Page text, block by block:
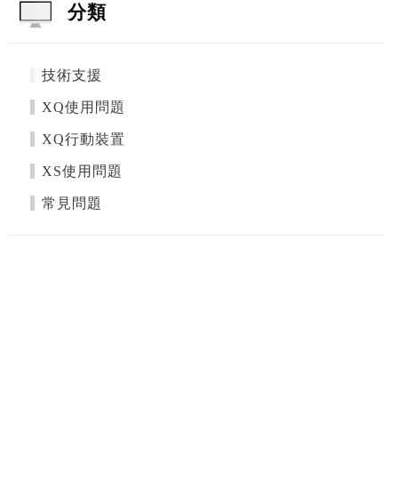
分類
技術支援
XQ使用問題
XQ行動裝置
XS使用問題
常見問題